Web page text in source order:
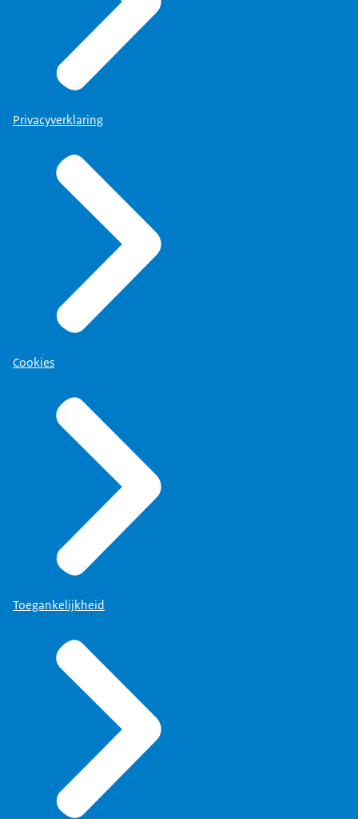
Privacyverklaring
Cookies
Toegankelijkheid